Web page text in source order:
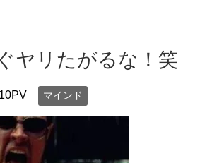
ヤリたがるな！笑
マインド